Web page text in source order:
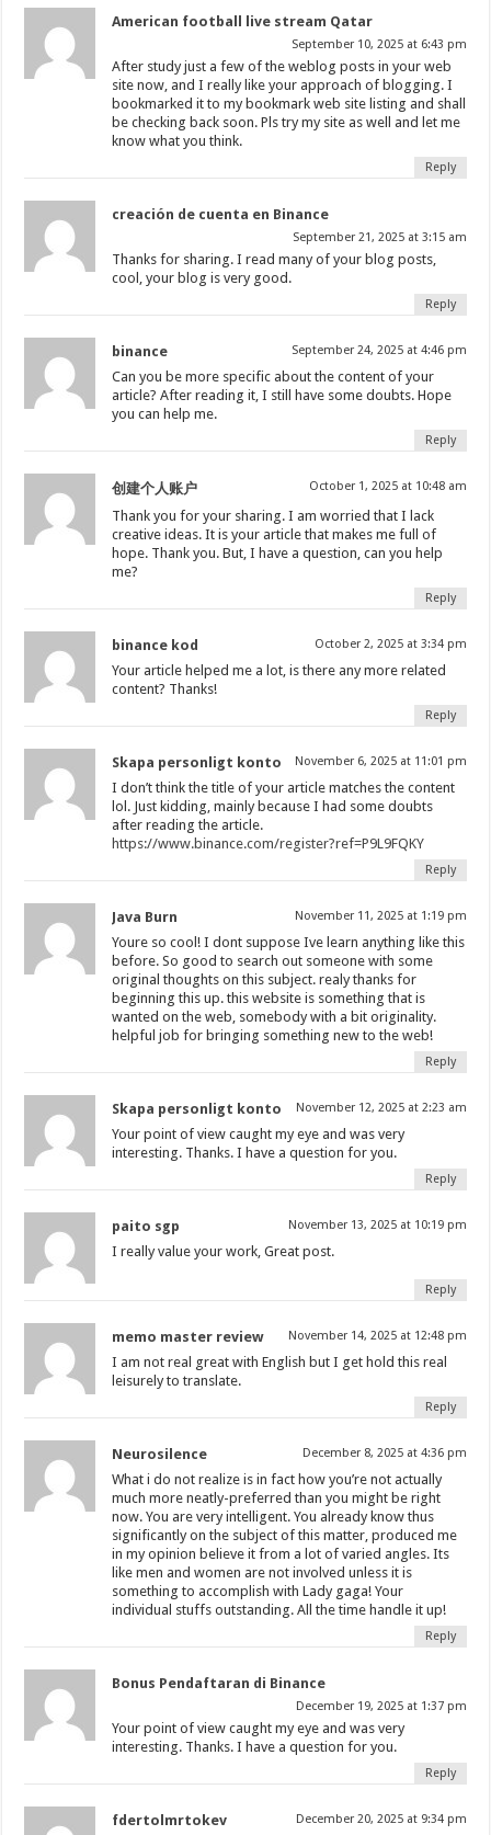
American football live stream Qatar
September 10, 2025 at 6:43 pm
After study just a few of the weblog posts in your web
site now, and I really like your approach of blogging. I
bookmarked it to my bookmark web site listing and shall
be checking back soon. Pls try my site as well and let me
know what you think.
Reply
creación de cuenta en Binance
September 21, 2025 at 3:15 am
Thanks for sharing. I read many of your blog posts,
cool, your blog is very good.
Reply
binance September 24, 2025 at 4:46 pm
Can you be more specific about the content of your
article? After reading it, I still have some doubts. Hope
you can help me.
Reply
创建个人账户 October 1, 2025 at 10:48 am
Thank you for your sharing. I am worried that I lack
creative ideas. It is your article that makes me full of
hope. Thank you. But, I have a question, can you help
me?
Reply
binance kod October 2, 2025 at 3:34 pm
Your article helped me a lot, is there any more related
content? Thanks!
Reply
Skapa personligt konto November 6, 2025 at 11:01 pm
I don’t think the title of your article matches the content
lol. Just kidding, mainly because I had some doubts
after reading the article.
https://www.binance.com/register?ref=P9L9FQKY
Reply
Java Burn November 11, 2025 at 1:19 pm
Youre so cool! I dont suppose Ive learn anything like this
before. So good to search out someone with some
original thoughts on this subject. realy thanks for
beginning this up. this website is something that is
wanted on the web, somebody with a bit originality.
helpful job for bringing something new to the web!
Reply
Skapa personligt konto November 12, 2025 at 2:23 am
Your point of view caught my eye and was very
interesting. Thanks. I have a question for you.
Reply
paito sgp November 13, 2025 at 10:19 pm
I really value your work, Great post.
Reply
memo master review November 14, 2025 at 12:48 pm
I am not real great with English but I get hold this real
leisurely to translate.
Reply
Neurosilence December 8, 2025 at 4:36 pm
What i do not realize is in fact how you’re not actually
much more neatly-preferred than you might be right
now. You are very intelligent. You already know thus
significantly on the subject of this matter, produced me
in my opinion believe it from a lot of varied angles. Its
like men and women are not involved unless it is
something to accomplish with Lady gaga! Your
individual stuffs outstanding. All the time handle it up!
Reply
Bonus Pendaftaran di Binance
December 19, 2025 at 1:37 pm
Your point of view caught my eye and was very
interesting. Thanks. I have a question for you.
Reply
fdertolmrtokev December 20, 2025 at 9:34 pm